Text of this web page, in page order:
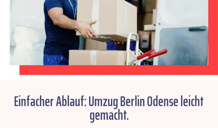
Einfacher Ablauf: Umzug Berlin Odense leicht
gemacht.